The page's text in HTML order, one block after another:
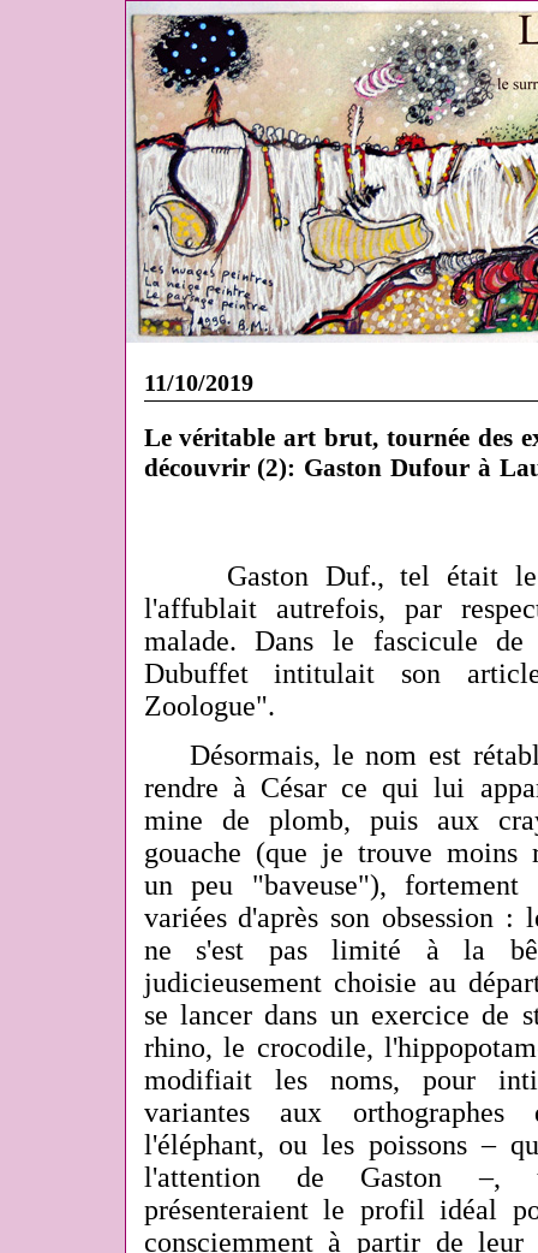
11/10/2019
Le véritable art brut, tournée des
découvrir (2): Gaston Dufour à
Gaston Duf., tel était le
l'affublait autrefois, par
malade. Dans le fascicule
Dubuffet intitulait son
Zoologue".
Désormais, le nom est
rendre à César ce qui lui
mine de plomb, puis aux
gouache (que je trouve moins
un peu "baveuse"), fortement
variées d'après son obsession :
ne s'est pas limité à la
judicieusement choisie au
se lancer dans un exercice de
rhino, le crocodile,
modifiait les noms, pour
variantes aux orthographes
l'éléphant, ou les poissons –
l'attention de Gaston –,
présenteraient le profil idéal
consciemment à partir de leur